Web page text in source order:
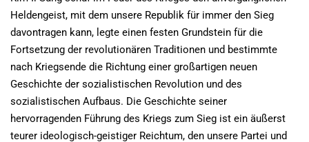
Heldengeist, mit dem unsere Republik für immer den Sieg
davontragen kann, legte einen festen Grundstein für die
Fortsetzung der revolutionären Traditionen und bestimmte
nach Kriegsende die Richtung einer großartigen neuen
Geschichte der sozialistischen Revolution und des
sozialistischen Aufbaus. Die Geschichte seiner
hervorragenden Führung des Kriegs zum Sieg ist ein äußerst
teurer ideologisch-geistiger Reichtum, den unsere Partei und